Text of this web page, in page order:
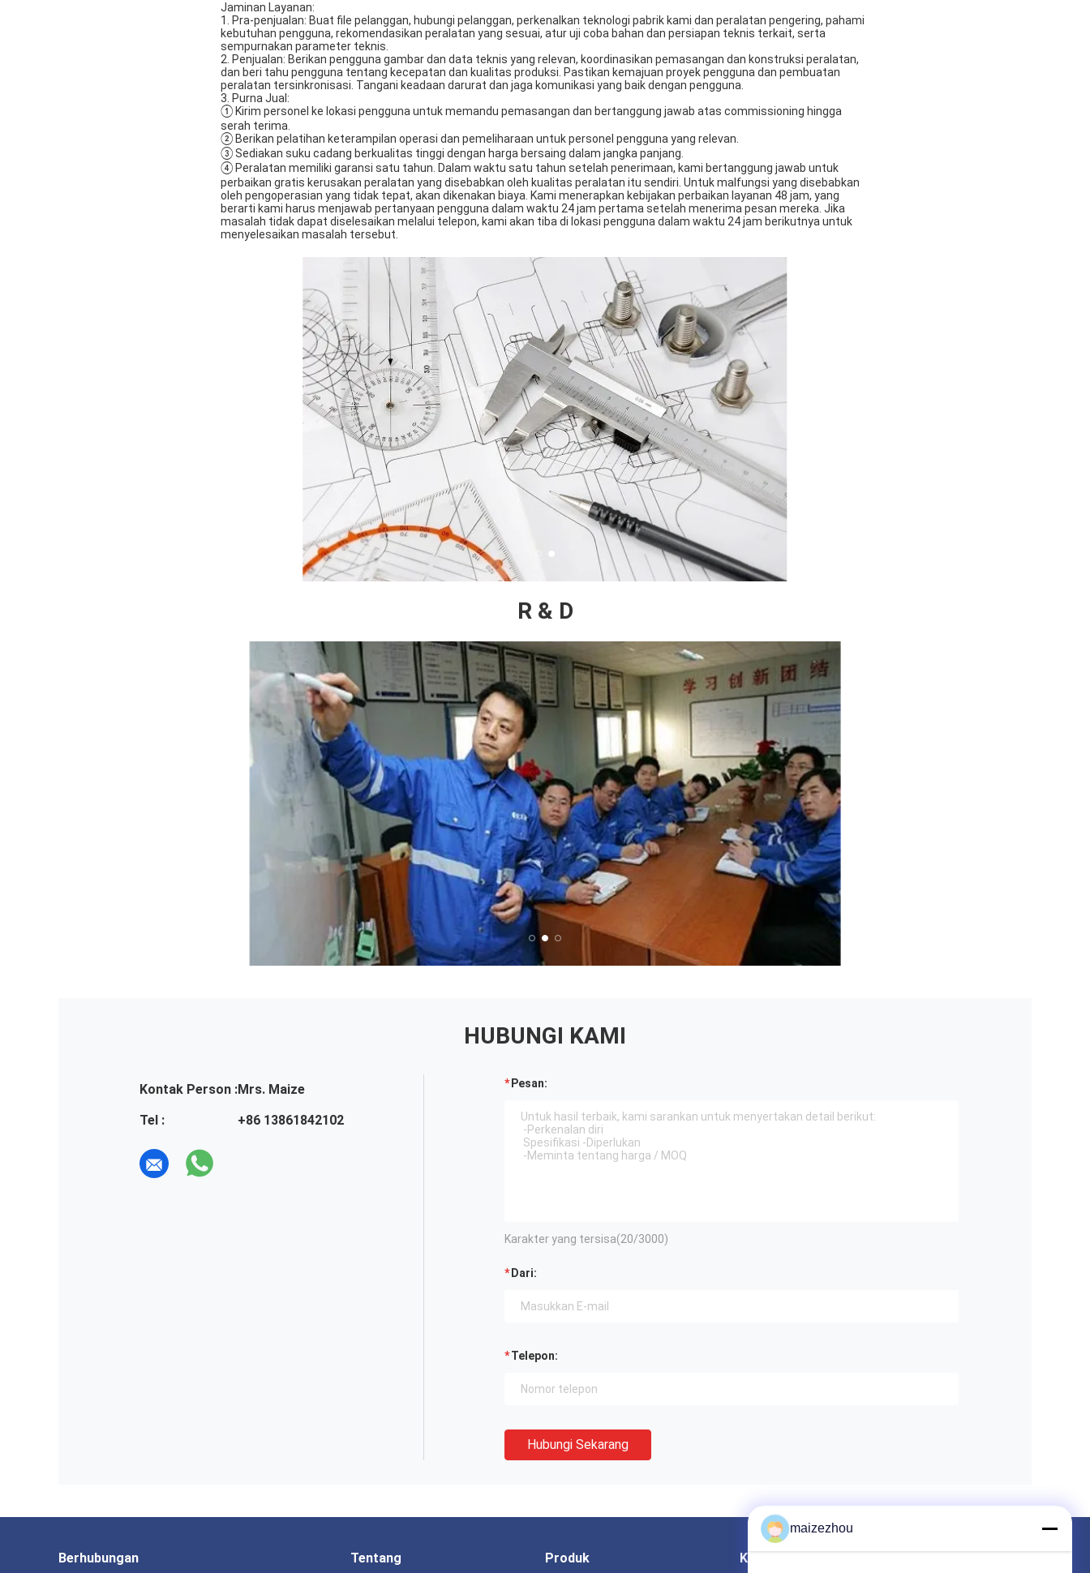
Jaminan Layanan:
1. Pra-penjualan: Buat file pelanggan, hubungi pelanggan, perkenalkan teknologi pabrik kami dan peralatan pengering, pahami
kebutuhan pengguna, rekomendasikan peralatan yang sesuai, atur uji coba bahan dan persiapan teknis terkait, serta
sempurnakan parameter teknis.
2. Penjualan: Berikan pengguna gambar dan data teknis yang relevan, koordinasikan pemasangan dan konstruksi peralatan,
dan beri tahu pengguna tentang kecepatan dan kualitas produksi. Pastikan kemajuan proyek pengguna dan pembuatan
peralatan tersinkronisasi. Tangani keadaan darurat dan jaga komunikasi yang baik dengan pengguna.
3. Purna Jual:
① Kirim personel ke lokasi pengguna untuk memandu pemasangan dan bertanggung jawab atas commissioning hingga
serah terima.
② Berikan pelatihan keterampilan operasi dan pemeliharaan untuk personel pengguna yang relevan.
③ Sediakan suku cadang berkualitas tinggi dengan harga bersaing dalam jangka panjang.
④ Peralatan memiliki garansi satu tahun. Dalam waktu satu tahun setelah penerimaan, kami bertanggung jawab untuk
perbaikan gratis kerusakan peralatan yang disebabkan oleh kualitas peralatan itu sendiri. Untuk malfungsi yang disebabkan
oleh pengoperasian yang tidak tepat, akan dikenakan biaya. Kami menerapkan kebijakan perbaikan layanan 48 jam, yang
berarti kami harus menjawab pertanyaan pengguna dalam waktu 24 jam pertama setelah menerima pesan mereka. Jika
masalah tidak dapat diselesaikan melalui telepon, kami akan tiba di lokasi pengguna dalam waktu 24 jam berikutnya untuk
menyelesaikan masalah tersebut.
R & D
HUBUNGI KAMI
Kontak Person :Mrs. Maize
Tel :
+86 13861842102
Pesan:
Karakter yang tersisa(20/3000)
Dari:
Telepon:
Hubungi Sekarang
Berhubungan Tentang Produk Kirimkan Kami
maizezhou